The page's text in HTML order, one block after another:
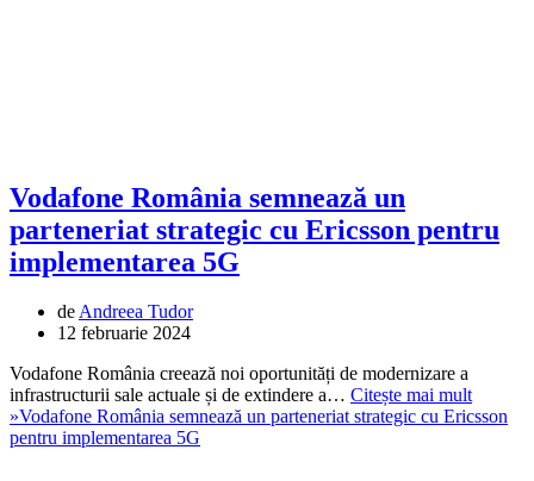
Vodafone România semnează un
parteneriat strategic cu Ericsson pentru
implementarea 5G
deAndreea Tudor
12 februarie 2024
Vodafone România creează noi oportunități de modernizare a
infrastructurii sale actuale și de extindere a… Citește mai mult
»Vodafone România semnează un parteneriat strategic cu Ericsson
pentru implementarea 5G